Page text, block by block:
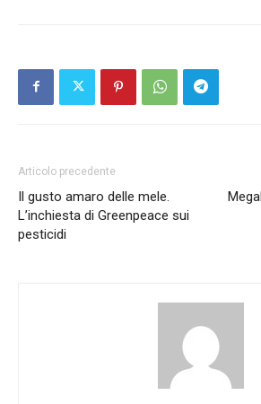
Articolo precedente
Il gusto amaro delle mele.
L’inchiesta di Greenpeace sui
pesticidi